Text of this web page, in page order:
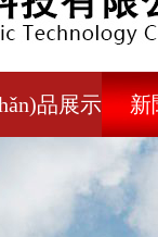
品展示 新